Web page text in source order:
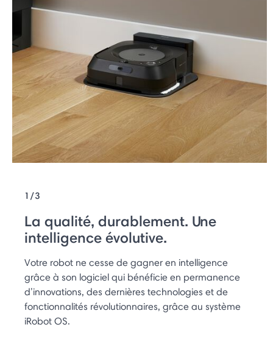
1/3
La qualité, durablement. Une
intelligence évolutive.
Votre robot ne cesse de gagner en intelligence
grâce à son logiciel qui bénéficie en permanence
d’innovations, des dernières technologies et de
fonctionnalités révolutionnaires, grâce au système
iRobot OS.